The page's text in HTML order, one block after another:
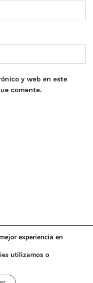
y web en este
comente.
experiencia en
utilizamos o